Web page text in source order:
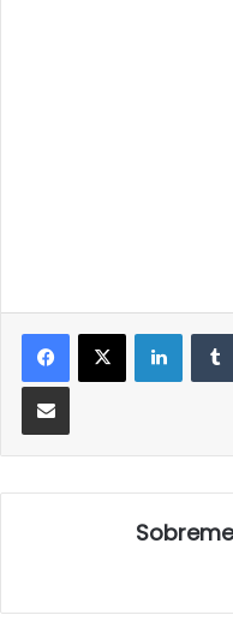
Partilhar Via Email